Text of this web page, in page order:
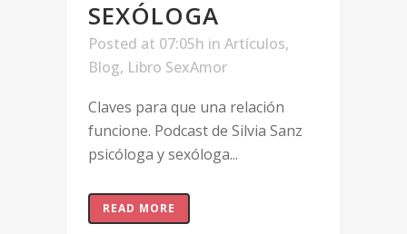
SEXÓLOGA
Posted at 07:05h in Artículos,
Blog, Libro SexAmor
Claves para que una relación
funcione. Podcast de Silvia Sanz
psicóloga y sexóloga...
READ MORE